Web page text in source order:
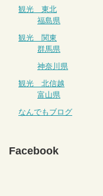
観光 東北
福島県
観光 関東
群馬県
神奈川県
観光 北信越
富山県
なんでもブログ
Facebook